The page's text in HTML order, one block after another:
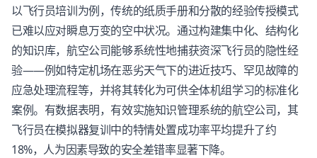
以飞行员培训为例，传统的纸质手册和分散的经验传授模式
已难以应对瞬息万变的空中状况。通过构建集中化、结构化
的知识库，航空公司能够系统性地捕获资深飞行员的隐性经
验——例如特定机场在恶劣天气下的进近技巧、罕见故障的
应急处理流程等，并将其转化为可供全体机组学习的标准化
案例。有数据表明，有效实施知识管理系统的航空公司，其
飞行员在模拟器复训中的特情处置成功率平均提升了约
18%，人为因素导致的安全差错率显著下降。